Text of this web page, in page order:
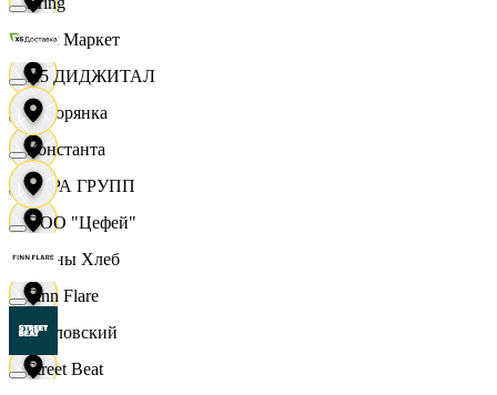
Хом Маркет
Хуторянка
ЦЕРА ГРУПП
Челны Хлеб
Чкаловский
X5 ДИДЖИТАЛ
Константа
ООО "Цефей"
Finn Flare
Street Beat